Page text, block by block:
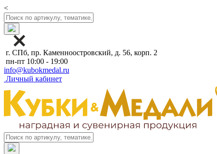
<
г. СПб, пр. Каменноостровский, д. 56, корп. 2
пн-пт 10:00 - 19:00
info@kubokmedal.ru
Личный кабинет